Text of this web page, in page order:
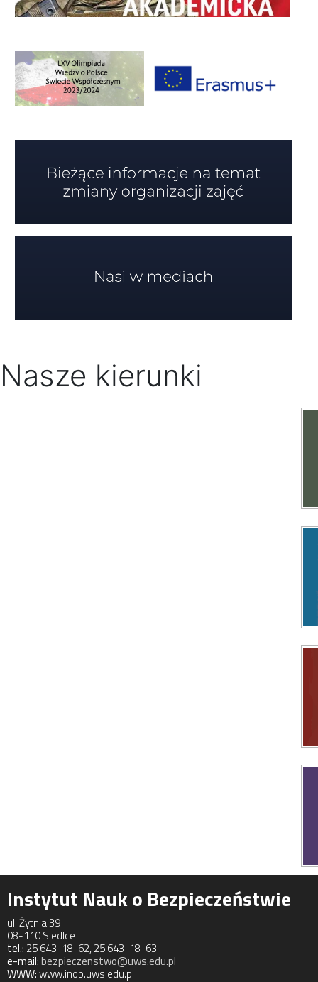
Nasze kierunki
Instytut Nauk o Bezpieczeństwie
ul. Żytnia 39
08-110 Siedlce
tel.: 25 643-18-62, 25 643-18-63
e-mail:bezpieczenstwo@uws.edu.pl
WWW:www.inob.uws.edu.pl